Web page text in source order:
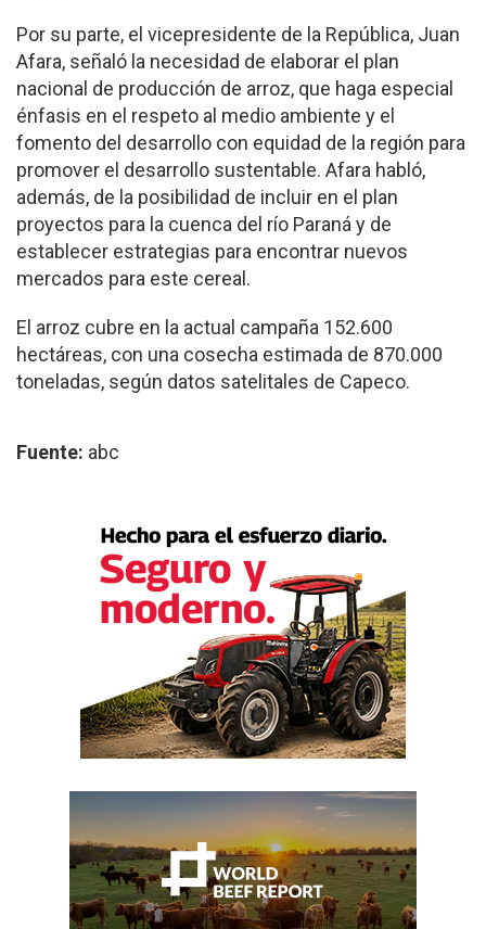
Por su parte, el vicepresidente de la República, Juan
Afara, señaló la necesidad de elaborar el plan
nacional de producción de arroz, que haga especial
énfasis en el respeto al medio ambiente y el
fomento del desarrollo con equidad de la región para
promover el desarrollo sustentable. Afara habló,
además, de la posibilidad de incluir en el plan
proyectos para la cuenca del río Paraná y de
establecer estrategias para encontrar nuevos
mercados para este cereal.
El arroz cubre en la actual campaña 152.600
hectáreas, con una cosecha estimada de 870.000
toneladas, según datos satelitales de Capeco.
Fuente: abc